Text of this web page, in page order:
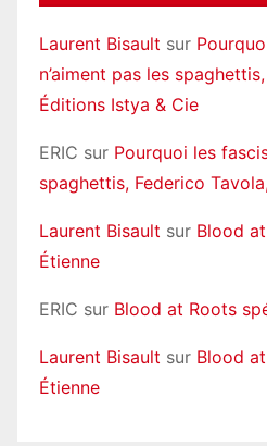
Laurent Bisault sur
n’aiment pas les
Éditions Istya & Cie
ERIC sur Pourquoi les
spaghettis, Federico
Laurent Bisault sur Blood
Étienne
ERIC sur Blood at Roots
Laurent Bisault sur Blood
Étienne